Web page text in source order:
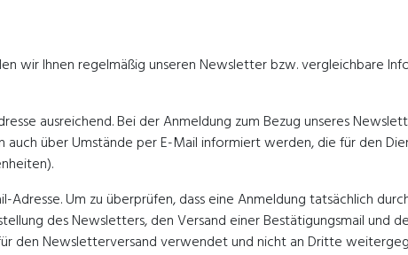
wir Ihnen regelmäßig unseren Newsletter bzw. vergleichbare
ausreichend. Bei der Anmeldung zum Bezug unseres
über Umstände per E-Mail informiert werden, die für den
Um zu überprüfen, dass eine Anmeldung tatsächlich
des Newsletters, den Versand einer Bestätigungsmail
den Newsletterversand verwendet und nicht an Dritte